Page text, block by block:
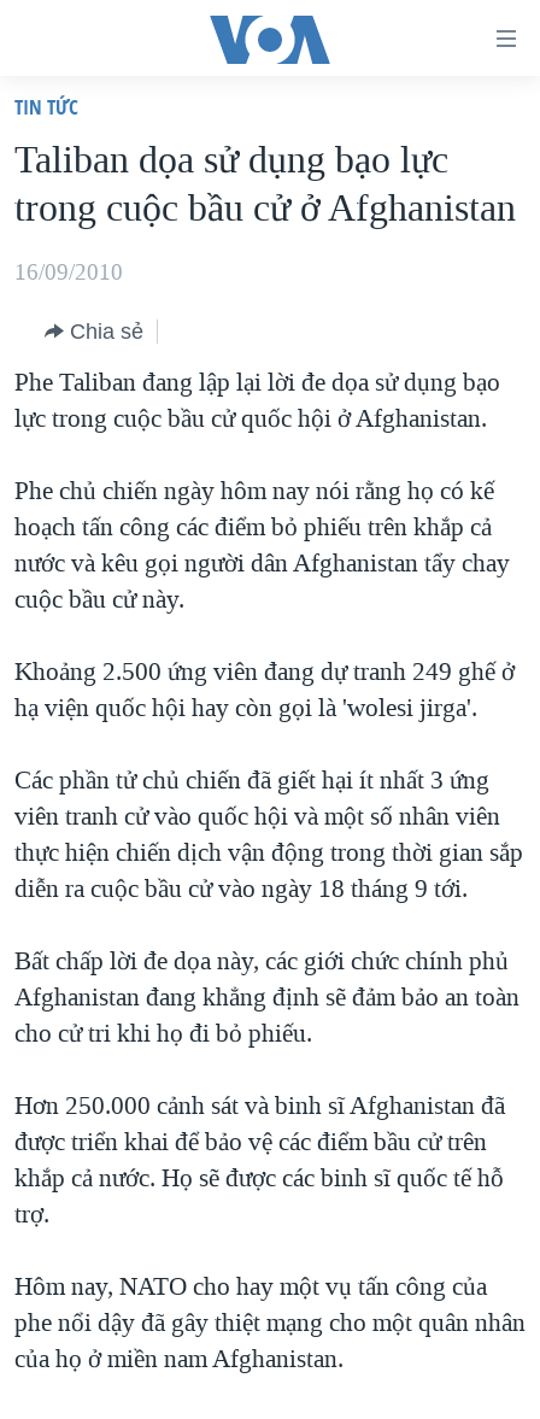
truy
cập
Tới
dung
chính
điều
hướng
Đi
tới
"Tìm"
VIỆT NAM
HOA KỲ
BIỂN ĐÔNG
BLOG
DIỄN ĐÀN
MỤC
TỰ DO BÁO CHÍ
VẠCH TRẦN TIN GIẢ
NGƯỜI VIỆT HẢI NGOẠI
ĐỜI SỐNG
KHOA HỌC
VĂN HOÁ
THỂ THAO
GIÁO DỤC
CHUYÊN ĐỀ
CHIẾN TRANH THƯƠNG MẠI CỦA MỸ: QUÁ KHỨ VÀ HIỆN
HÀNH TRÌNH BẦU CỬ 2024
GIẢI MÃ VÀNH ĐAI & CON ĐƯỜNG
NGÀY TỊ NẠN THẾ GIỚI
GROUND ZERO – XƯA VÀ NAY
CHI PHÍ CHIẾN TRANH AFGHANISTAN
CÁC GIÁ TRỊ CỘNG HÒA Ở VIỆT NAM
TRỊNH VĨNH BÌNH VS. CHÍNH PHỦ VIỆT NAM
NGƯ DÂN VIỆT VÀ LÀN SÓNG TRỘM HẢI SÂM
QUAN HỆ VIỆT MỸ
HỌC TIẾNG ANH
VIDEO
NGHE
MẠNG XÃ HỘI
Ngôn ngữ khác
TIN TỨC
Taliban dọa sử dụng bạo lực
trong cuộc bầu cử ở Afghanistan
16/09/2010
Chia sẻ
Phe Taliban đang lập lại lời đe dọa sử dụng bạo
lực trong cuộc bầu cử quốc hội ở Afghanistan.
Phe chủ chiến ngày hôm nay nói rằng họ có kế
hoạch tấn công các điểm bỏ phiếu trên khắp cả
nước và kêu gọi người dân Afghanistan tẩy chay
cuộc bầu cử này.
Khoảng 2.500 ứng viên đang dự tranh 249 ghế ở
hạ viện quốc hội hay còn gọi là 'wolesi jirga'.
Các phần tử chủ chiến đã giết hại ít nhất 3 ứng
viên tranh cử vào quốc hội và một số nhân viên
thực hiện chiến dịch vận động trong thời gian sắp
diễn ra cuộc bầu cử vào ngày 18 tháng 9 tới.
Bất chấp lời đe dọa này, các giới chức chính phủ
Afghanistan đang khẳng định sẽ đảm bảo an toàn
cho cử tri khi họ đi bỏ phiếu.
Hơn 250.000 cảnh sát và binh sĩ Afghanistan đã
được triển khai để bảo vệ các điểm bầu cử trên
khắp cả nước. Họ sẽ được các binh sĩ quốc tế hỗ
trợ.
Hôm nay, NATO cho hay một vụ tấn công của
phe nổi dậy đã gây thiệt mạng cho một quân nhân
của họ ở miền nam Afghanistan.